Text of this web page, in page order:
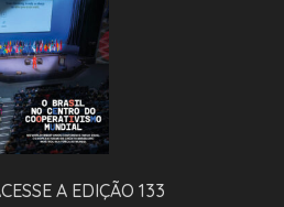
A EDIÇÃO 133